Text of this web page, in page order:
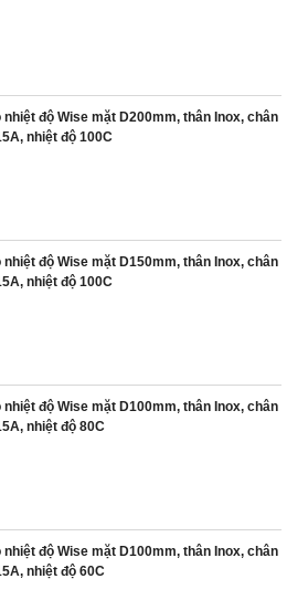
nhiệt độ Wise mặt D200mm, thân Inox, chân
nhiệt độ 100C
nhiệt độ Wise mặt D150mm, thân Inox, chân
nhiệt độ 100C
nhiệt độ Wise mặt D100mm, thân Inox, chân
nhiệt độ 80C
nhiệt độ Wise mặt D100mm, thân Inox, chân
nhiệt độ 60C